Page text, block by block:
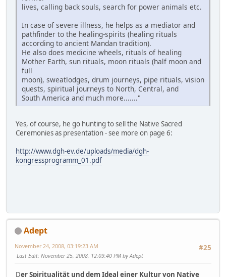
lives, calling back souls, search for power animals etc.
In case of severe illness, he helps as a mediator and
pathfinder to the healing-spirits (healing rituals
according to ancient Mandan tradition).
He also does medicine wheels, rituals of healing
Mother Earth, sun rituals, moon rituals (half moon and
full
moon), sweatlodges, drum journeys, pipe rituals, vision
quests, spiritual journeys to North, Central, and
South America and much more......."
Yes, of course, he go hunting to sell the Native Sacred
Ceremonies as presentation - see more on page 6:
http://www.dgh-ev.de/uploads/media/dgh-
kongressprogramm_01.pdf
Adept
#25
November 24, 2008, 03:19:23 AM
Last Edit: November 25, 2008, 12:09:40 PM by Adept
Der Spiritualität und dem Ideal einer Kultur von Native